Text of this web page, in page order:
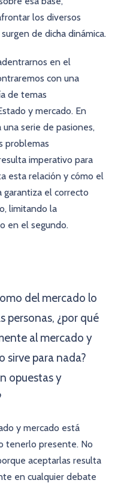
los diversos
de dicha dinámica.
en el
con una
de temas
y mercado. En
serie de pasiones,
problemas
imperativo para
esta relación y cómo el
garantiza el correcto
limitando la
en el segundo.
del mercado lo
personas, ¿por qué
al mercado y
sirve para nada?
opuestas y
y mercado está
tenerlo presente. No
aceptarlas resulta
en cualquier debate